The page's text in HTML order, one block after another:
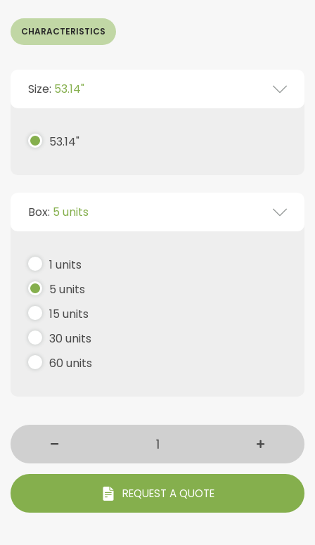
CHARACTERISTICS
Size: 53.14"
53.14"
Box: 5 units
1 units
5 units
15 units
30 units
60 units
REQUEST A QUOTE